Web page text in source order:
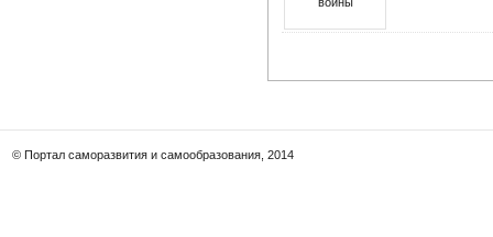
© Портал саморазвития и самообразования, 2014